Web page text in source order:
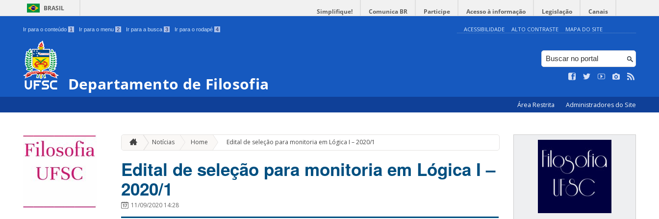
BRASIL Simplifique! Comunica BR Participe Acesso à informação Legislação Canais
Ir para o conteúdo 1 Ir para o menu 2 Ir para a busca 3 Ir para o rodapé 4 ACESSIBILIDADE ALTO CONTRASTE MAPA DO SITE
Departamento de Filosofia
Área Restrita Administradores do Site
Notícias Home » Edital de seleção para monitoria em Lógica I – 2020/1
Edital de seleção para monitoria em Lógica I –
2020/1
11/09/2020 14:28